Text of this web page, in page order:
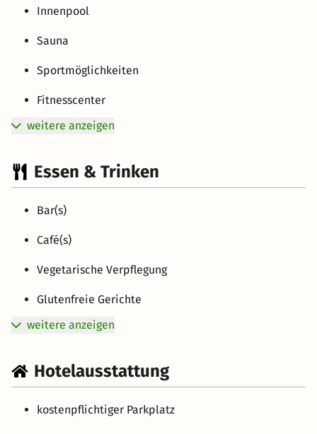
Innenpool
Sauna
Sportmöglichkeiten
Fitnesscenter
weitere anzeigen
Essen & Trinken
Bar(s)
Café(s)
Vegetarische Verpflegung
Glutenfreie Gerichte
weitere anzeigen
Hotelausstattung
kostenpflichtiger Parkplatz